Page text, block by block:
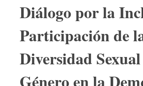
Diálogo por la
Participación de
Diversidad